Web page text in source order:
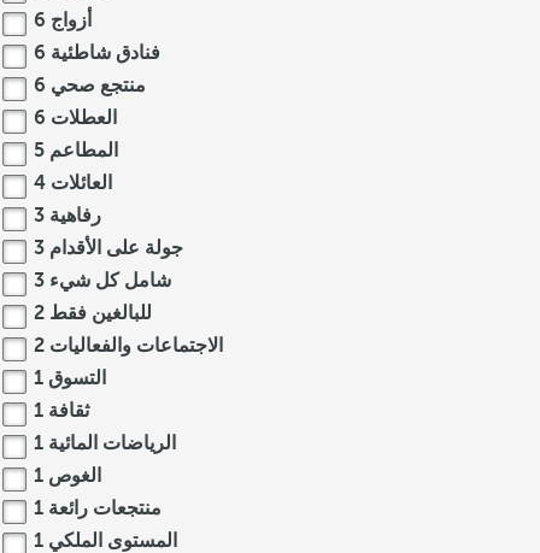
أزواج 6
فنادق شاطئية 6
منتجع صحي 6
العطلات 6
المطاعم 5
العائلات 4
رفاهية 3
جولة على الأقدام 3
شامل كل شيء 3
للبالغين فقط 2
الاجتماعات والفعاليات 2
التسوق 1
ثقافة 1
الرياضات المائية 1
الغوص 1
منتجعات رائعة 1
المستوى الملكي 1